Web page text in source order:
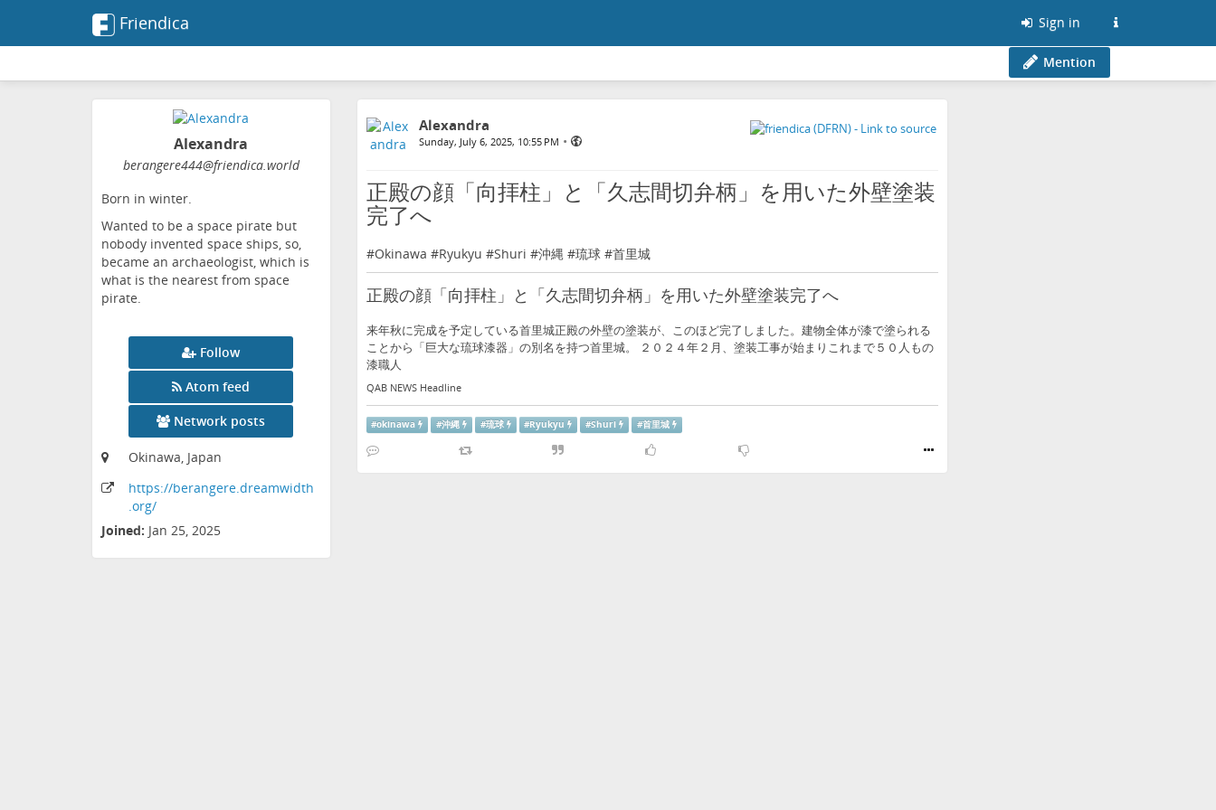
Friendica Sign in
Mention
Alexandra
berangere444@friendica.world
Born in winter.
Wanted to be a space pirate but
nobody invented space ships, so,
became an archaeologist, which is
what is the nearest from space
pirate.
Follow
Atom feed
Network posts
Okinawa, Japan
https://berangere.dreamwidth
.org/
Joined: Jan 25, 2025
Alexandra
Sunday, July 6, 2025, 10:55 PM •
正殿の顔「向拝柱」と「久志間切弁柄」を用いた外壁塗装
完了へ
#Okinawa #Ryukyu #Shuri #沖縄#琉球#首里城
正殿の顔「向拝柱」と「久志間切弁柄」を用いた外壁塗装完了へ
来年秋に完成を予定している首里城正殿の外壁の塗装が、このほど完了しました。建物全体が漆で塗られる
ことから「巨大な琉球漆器」の別名を持つ首里城。 ２０２４年２月、塗装工事が始まりこれまで５０人もの
漆職人
QAB NEWS Headline
#okinawa #沖縄 #琉球 #Ryukyu #Shuri #首里城